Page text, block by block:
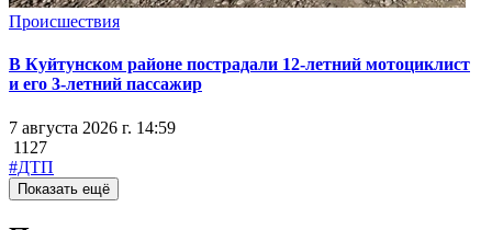
Происшествия
В Куйтунском районе пострадали 12-летний мотоциклист
и его 3-летний пассажир
7 августа 2026 г. 14:59
1127
#ДТП
Показать ещё